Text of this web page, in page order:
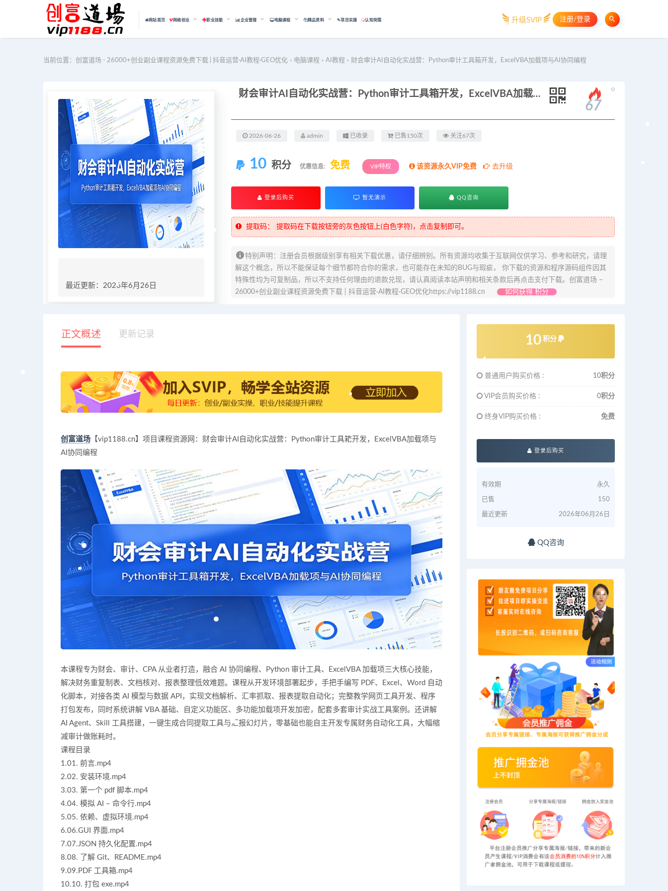
网站首页 网络创业 职业技能 企业管理 电脑课程 精品资料 ✎项目实操 认知突围 升级SVIP 注册/登录
当前位置： 创富道场 - 26000+创业副业课程资源免费下载 | 抖音运营·AI教程·GEO优化 > 电脑课程 > AI教程 > 财会审计AI自动化实战营：Python审计工具箱开发，ExcelVBA加载项与AI协同编程
最近更新：2026年6月26日
财会审计AI自动化实战营：Python审计工具箱开发，ExcelVBA加载项与AI协同编程
67
。
2026-06-26 admin 已收录 已售150次 关注67次
10 积分 优惠信息: 免费 VIP特权 该资源永久VIP免费 去升级
登录后购买 暂无演示 QQ咨询
提取码： 提取码在下载按钮旁的灰色按钮上(白色字符)，点击复制即可。
特别声明：注册会员根据级别享有相关下载优惠，请仔细辨别。所有资源均收集于互联网仅供学习、参考和研究，请理
解这个概念，所以不能保证每个细节都符合你的需求，也可能存在未知的BUG与瑕疵， 你下载的资源和程序源码组件因其
特殊性均为可复制品，所以不支持任何理由的退款兑现，请认真阅读本站声明和相关条款后再点击支付下载。创富道场 –
26000+创业副业课程资源免费下载 | 抖音运营·AI教程·GEO优化https://vip1188.cn
如何获得 积分
正文概述 更新记录
创富道场 【vip1188.cn】项目课程资源网：财会审计AI自动化实战营：Python审计工具箱开发，ExcelVBA加载项与
AI协同编程
本课程专为财会、审计、CPA 从业者打造，融合 AI 协同编程、Python 审计工具、ExcelVBA 加载项三大核心技能，
解决财务重复制表、文档核对、报表整理低效难题。课程从开发环境部署起步，手把手编写 PDF、Excel、Word 自动
化脚本，对接各类 AI 模型与数据 API，实现文档解析、汇率抓取、报表提取自动化；完整教学网页工具开发、程序
打包发布，同时系统讲解 VBA 基础、自定义功能区、多功能加载项开发加密，配套多套审计实战工具案例。还讲解
AI Agent、Skill 工具搭建，一键生成合同提取工具与汇报幻灯片，零基础也能自主开发专属财务自动化工具，大幅缩
减审计做账耗时。
课程目录
1.01. 前言.mp4
2.02. 安装环境.mp4
3.03. 第一个 pdf 脚本.mp4
4.04. 模拟 AI – 命令行.mp4
5.05. 依赖、虚拟环境.mp4
6.06.GUI 界面.mp4
7.07.JSON 持久化配置.mp4
8.08. 了解 Git、README.mp4
9.09.PDF 工具箱.mp4
10.10. 打包 exe.mp4
10 积分
普通用户购买价格 : 10积分
VIP会员购买价格 : 0积分
终身VIP购买价格 : 免费
登录后购买
有效期 永久
已售 150
最近更新 2026年06月26日
QQ咨询